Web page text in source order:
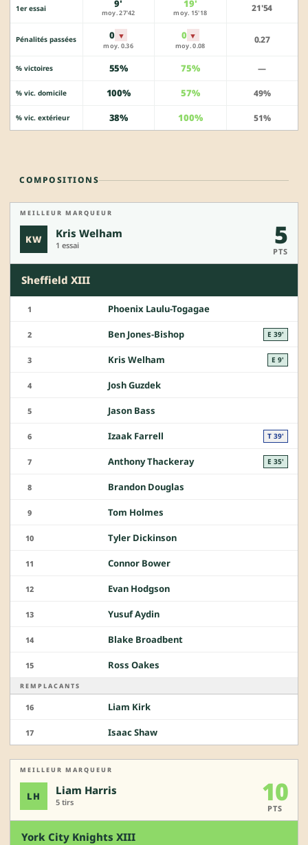
1er essai 9'
moy. 27'42
19'
moy. 15'18 21'54
Pénalités passées 0 ▼
moy. 0.36
0 ▼
moy. 0.08
0.27
% victoires 55% 75% —
% vic. domicile 100% 57% 49%
% vic. extérieur 38% 100% 51%
COMPOSITIONS
MEILLEUR MARQUEUR
KW Kris Welham
1 essai 5
PTS
Sheffield XIII
1 Phoenix Laulu-Togagae
2 Ben Jones-Bishop E 39'
3 Kris Welham E 9'
4 Josh Guzdek
5 Jason Bass
6 Izaak Farrell T 39'
7 Anthony Thackeray E 35'
8 Brandon Douglas
9 Tom Holmes
10 Tyler Dickinson
11 Connor Bower
12 Evan Hodgson
13 Yusuf Aydin
14 Blake Broadbent
15 Ross Oakes
REMPLACANTS
16 Liam Kirk
17 Isaac Shaw
MEILLEUR MARQUEUR
LH Liam Harris
5 tirs 10
PTS
York City Knights XIII